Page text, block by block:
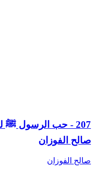
207 - حب الرسول ﷺ
صالح الفوزان
صالح الفوزان